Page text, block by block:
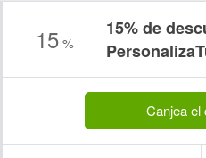
15 %
15% de
Canjea el